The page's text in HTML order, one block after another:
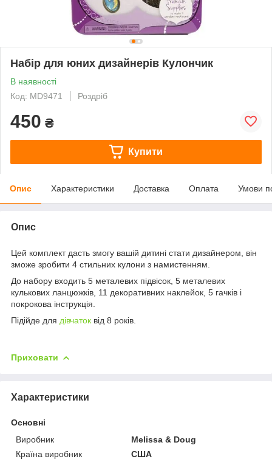
Набір для юних дизайнерів Кулончик
В наявності
Код: MD9471
Роздріб
450 ₴
Купити
Опис Характеристики Доставка Оплата Умови
Опис
Цей комплект дасть змогу вашій дитині стати дизайнером, він
зможе зробити 4 стильних кулони з намистенням.
До набору входить 5 металевих підвісок, 5 металевих
кулькових ланцюжків, 11 декоративних наклейок, 5 гачків і
покрокова інструкція.
Підійде для дівчаток від 8 років.
Приховати
Характеристики
Основні
Виробник
Melіssa & Doug
Країна виробник
США